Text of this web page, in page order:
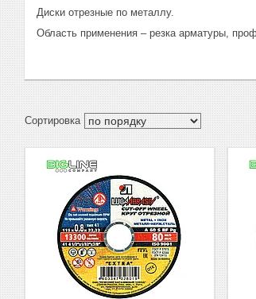
Диски отрезные по металлу.
Область применения – резка арматуры,